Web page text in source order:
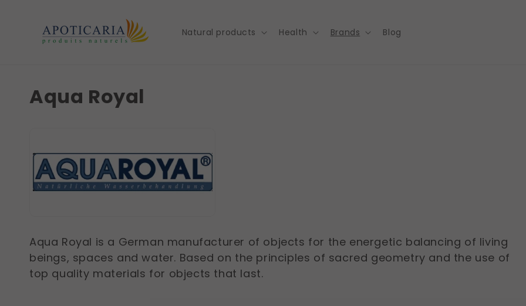
contenu
Natural products Health Brands Blog
Aqua Royal
Aqua Royal is a German manufacturer of objects for the energetic balancing of living
beings, spaces and water. Based on the principles of sacred geometry and the use of
top quality materials for objects that last.